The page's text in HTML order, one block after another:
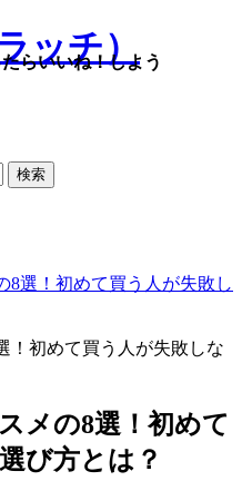
8選！初めて買う人が失敗し
メの8選！初めて
び方とは？
らいいね！しよう